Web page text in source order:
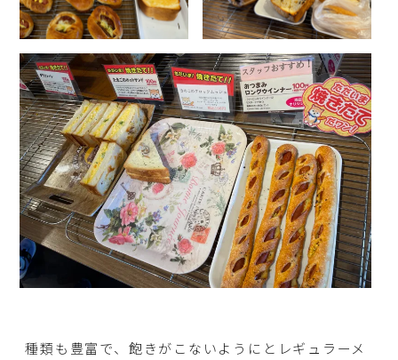
種類も豊富で、飽きがこないようにとレギュラーメ